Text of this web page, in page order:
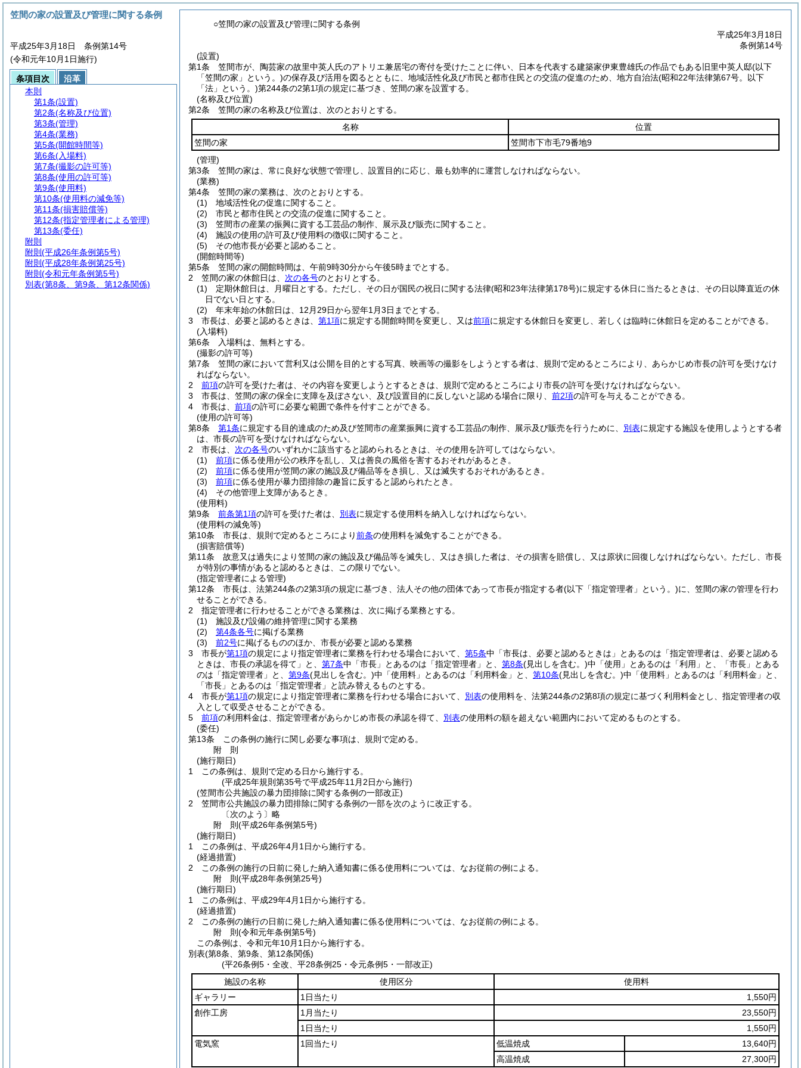
○笠間の家の設置及び管理に関する条例
平成25年3月18日
条例第14号
(設置)
第1条
笠間市が、陶芸家の故里中英人氏のアトリエ兼居宅の寄付を受けたことに伴い、日本を代表する建築家伊東豊雄氏の作品でもある旧里中英人邸(以下
「笠間の家」という。)の保存及び活用を図るとともに、地域活性化及び市民と都市住民との交流の促進のため、地方自治法(昭和22年法律第67号。以下
「法」という。)第244条の2第1項の規定に基づき、笠間の家を設置する。
(名称及び位置)
第2条
笠間の家の名称及び位置は、次のとおりとする。
名称
位置
笠間の家
笠間市下市毛79番地9
(管理)
第3条
笠間の家は、常に良好な状態で管理し、設置目的に応じ、最も効率的に運営しなければならない。
(業務)
第4条
笠間の家の業務は、次のとおりとする。
(1)
地域活性化の促進に関すること。
(2)
市民と都市住民との交流の促進に関すること。
(3)
笠間市の産業の振興に資する工芸品の制作、展示及び販売に関すること。
(4)
施設の使用の許可及び使用料の徴収に関すること。
(5)
その他市長が必要と認めること。
(開館時間等)
第5条
笠間の家の開館時間は、午前9時30分から午後5時までとする。
2
笠間の家の休館日は、 次の各号のとおりとする。
(1)
定期休館日は、月曜日とする。 ただし、その日が国民の祝日に関する法律(昭和23年法律第178号)に規定する休日に当たるときは、その日以降直近の休
日でない日とする。
(2)
年末年始の休館日は、12月29日から翌年1月3日までとする。
3
市長は、必要と認めるときは、 第1項に規定する開館時間を変更し、又は前項に規定する休館日を変更し、若しくは臨時に休館日を定めることができる。
(入場料)
第6条
入場料は、無料とする。
(撮影の許可等)
第7条
笠間の家において営利又は公開を目的とする写真、映画等の撮影をしようとする者は、規則で定めるところにより、あらかじめ市長の許可を受けなけ
ればならない。
2
前項の許可を受けた者は、その内容を変更しようとするときは、規則で定めるところにより市長の許可を受けなければならない。
3
市長は、笠間の家の保全に支障を及ぼさない、及び設置目的に反しないと認める場合に限り、 前2項の許可を与えることができる。
4
市長は、 前項の許可に必要な範囲で条件を付すことができる。
(使用の許可等)
第8条
第1条に規定する目的達成のため及び笠間市の産業振興に資する工芸品の制作、展示及び販売を行うために、 別表に規定する施設を使用しようとする者
は、市長の許可を受けなければならない。
2
市長は、 次の各号のいずれかに該当すると認められるときは、その使用を許可してはならない。
(1)
前項に係る使用が公の秩序を乱し、又は善良の風俗を害するおそれがあるとき。
(2)
前項に係る使用が笠間の家の施設及び備品等をき損し、又は滅失するおそれがあるとき。
(3)
前項に係る使用が暴力団排除の趣旨に反すると認められたとき。
(4)
その他管理上支障があるとき。
(使用料)
第9条
前条第1項の許可を受けた者は、 別表に規定する使用料を納入しなければならない。
(使用料の減免等)
第10条
市長は、規則で定めるところにより前条の使用料を減免することができる。
(損害賠償等)
第11条
故意又は過失により笠間の家の施設及び備品等を滅失し、又はき損した者は、その損害を賠償し、又は原状に回復しなければならない。 ただし、市長
が特別の事情があると認めるときは、この限りでない。
(指定管理者による管理)
第12条
市長は、法第244条の2第3項の規定に基づき、法人その他の団体であって市長が指定する者(以下「指定管理者」という。)に、笠間の家の管理を行わ
せることができる。
2
指定管理者に行わせることができる業務は、次に掲げる業務とする。
(1)
施設及び設備の維持管理に関する業務
(2)
第4条各号に掲げる業務
(3)
前2号に掲げるもののほか、市長が必要と認める業務
3
市長が第1項の規定により指定管理者に業務を行わせる場合において、 第5条中「市長は、必要と認めるときは」とあるのは「指定管理者は、必要と認める
ときは、市長の承認を得て」と、 第7条中「市長」とあるのは「指定管理者」と、 第8条(見出しを含む。)中「使用」とあるのは「利用」と、「市長」とある
のは「指定管理者」と、 第9条(見出しを含む。)中「使用料」とあるのは「利用料金」と、 第10条(見出しを含む。)中「使用料」とあるのは「利用料金」と、
「市長」とあるのは「指定管理者」と読み替えるものとする。
4
市長が第1項の規定により指定管理者に業務を行わせる場合において、 別表の使用料を、法第244条の2第8項の規定に基づく利用料金とし、指定管理者の収
入として収受させることができる。
5
前項の利用料金は、指定管理者があらかじめ市長の承認を得て、 別表の使用料の額を超えない範囲内において定めるものとする。
(委任)
第13条
この条例の施行に関し必要な事項は、規則で定める。
附 則
(施行期日)
1
この条例は、規則で定める日から施行する。
(平成25年規則第35号で平成25年11月2日から施行)
(笠間市公共施設の暴力団排除に関する条例の一部改正)
2
笠間市公共施設の暴力団排除に関する条例の一部を次のように改正する。
〔次のよう〕略
附 則(平成26年条例第5号)
(施行期日)
1
この条例は、平成26年4月1日から施行する。
(経過措置)
2
この条例の施行の日前に発した納入通知書に係る使用料については、なお従前の例による。
附 則(平成28年条例第25号)
(施行期日)
1
この条例は、平成29年4月1日から施行する。
(経過措置)
2
この条例の施行の日前に発した納入通知書に係る使用料については、なお従前の例による。
附 則(令和元年条例第5号)
この条例は、令和元年10月1日から施行する。
別表(第8条、第9条、第12条関係)
(平26条例5・全改、平28条例25・令元条例5・一部改正)
施設の名称
使用区分
使用料
ギャラリー
1日当たり
1,550円
創作工房
1月当たり
23,550円
1日当たり
1,550円
電気窯
1回当たり 低温焼成
13,640円
高温焼成
27,300円
笠間の家の設置及び管理に関する条例
平成25年3月18日 条例第14号
(令和元年10月1日施行)
条項目次
沿革
本則
第1条(設置)
第2条(名称及び位置)
第3条(管理)
第4条(業務)
第5条(開館時間等)
第6条(入場料)
第7条(撮影の許可等)
第8条(使用の許可等)
第9条(使用料)
第10条(使用料の減免等)
第11条(損害賠償等)
第12条(指定管理者による管理)
第13条(委任)
附則
附則 (平成26年条例第5号)
附則 (平成28年条例第25号)
附則 (令和元年条例第5号)
別表(第8条、第9条、第12条関係)